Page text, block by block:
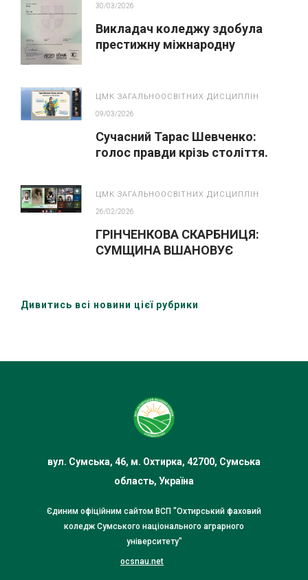
30/03/2026
Викладач коледжу здобула
престижну міжнародну
ЦМК ЗАГАЛЬНООСВІТНИХ ДИСЦИПЛІН
09/03/2026
Сучасний Тарас Шевченко:
голос правди крізь століття.
ЦМК ЗАГАЛЬНООСВІТНИХ ДИСЦИПЛІН
26/02/2026
ГРІНЧЕНКОВА СКАРБНИЦЯ:
СУМЩИНА ВШАНОВУЄ
Дивитись всі новини цієї рубрики
вул. Сумська, 46, м. Охтирка, 42700, Сумська
область, Україна
Єдиним офіційним сайтом ВСП "Охтирський фаховий
коледж Сумського національного аграрного
університету"
ocsnau.net